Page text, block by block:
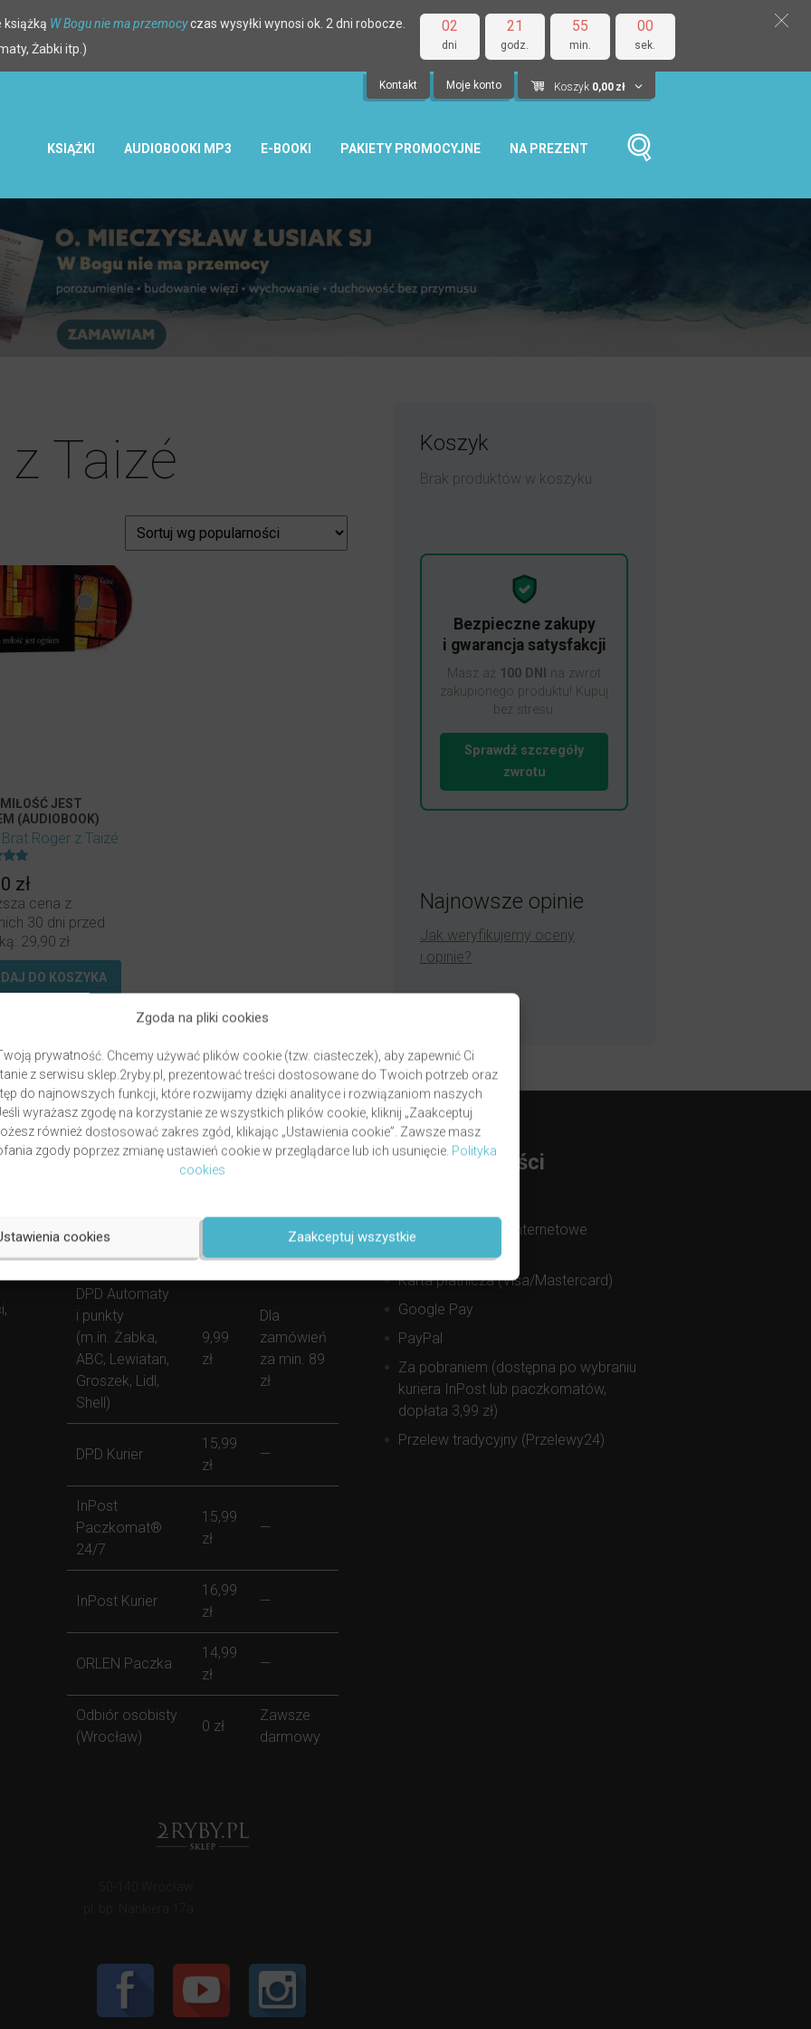
Zgoda na pliki cookies
prywatność. Chcemy używać plików cookie (tzw. ciasteczek), aby zapewnić Ci
z serwisu sklep.2ryby.pl, prezentować treści dostosowane do Twoich potrzeb oraz
do najnowszych funkcji, które rozwijamy dzięki analityce i rozwiązaniom naszych
wyrażasz zgodę na korzystanie ze wszystkich plików cookie, kliknij „Zaakceptuj
również dostosować zakres zgód, klikając „Ustawienia cookie”. Zawsze masz
zgody poprzez zmianę ustawień cookie w przeglądarce lub ich usunięcie. Polityka
cookies
Zaakceptuj wszystkie
cookies
02
dni
21
godz.
54
min.
59
sek.
książką W Bogu nie ma przemocyczas wysyłki wynosi ok. 2 dni robocze.
Żabki itp.)
Kontakt Moje konto Koszyk 0,00 zł
KSIĄŻKI AUDIOBOOKI MP3 E-BOOKI PAKIETY PROMOCYJNE NA PREZENT
Taizé
JEST
(AUDIOBOOK)
Brat Roger z Taizé
zł
cena z
30 dni przed
29,90 zł
DO KOSZYKA
Koszyk
Brak produktów w koszyku.
Bezpieczne zakupy
i gwarancja satysfakcji
Masz aż 100 DNI
na zwrot
zakupionego produktu! Kupuj
bez stresu.
Sprawdź szczegóły
zwrotu
Najnowsze opinie
Jak weryfikujemy oceny
i opinie?
Dostawa
Forma Dostawy
Darmowej
Dostawy
DPD Automaty
i punkty
(m.in. Żabka,
ABC, Lewiatan,
Groszek, Lidl,
Shell)
9,99
zł
Dla
zamówień
za min. 89
zł
DPD Kurier
15,99
zł
—
InPost
Paczkomat®
24/7
15,99
zł
—
InPost Kurier
16,99
zł
—
ORLEN Paczka
14,99
zł
—
Odbiór osobisty
(Wrocław)
0 zł
Zawsze
darmowy
Formy Płatności
Szybkie przelewy internetowe
Karta płatnicza (Visa/Mastercard)
Google Pay
PayPal
Za pobraniem (dostępna po wybraniu
kuriera InPost lub paczkomatów,
dopłata 3,99 zł)
Przelew tradycyjny (Przelewy24)